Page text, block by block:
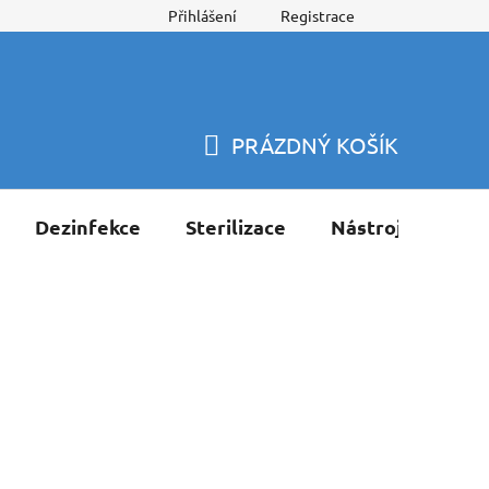
Přihlášení Registrace
KOŠÍK
PRÁZDNÝ KOŠÍK
Dezinfekce Sterilizace Nástroje